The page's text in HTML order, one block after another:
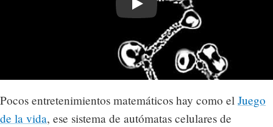
Play
Pocos entretenimientos matemáticos hay como el Juego
de la vida, ese sistema de autómatas celulares de